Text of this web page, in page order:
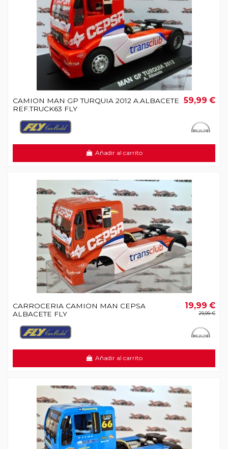
CAMION MAN GP TURQUIA 2012 A.ALBACETE
REF.TRUCK63 FLY
59,99 €
Añadir al carrito
CARROCERIA CAMION MAN CEPSA
ALBACETE FLY
19,99 €
29,99 €
Añadir al carrito